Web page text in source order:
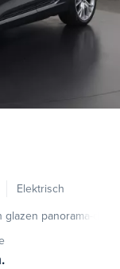
Elektrisch
panorama-dak